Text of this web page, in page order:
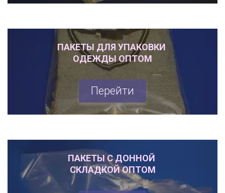
ПАКЕТЫ ДЛЯ УПАКОВКИ
ОДЕЖДЫ ОПТОМ
Перейти
ПАКЕТЫ С ДОННОЙ
СКЛАДКОЙ ОПТОМ